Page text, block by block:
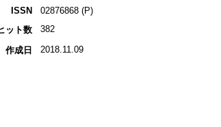
ISSN
02876868 (P)
ット数
382
作成日 2018.11.09